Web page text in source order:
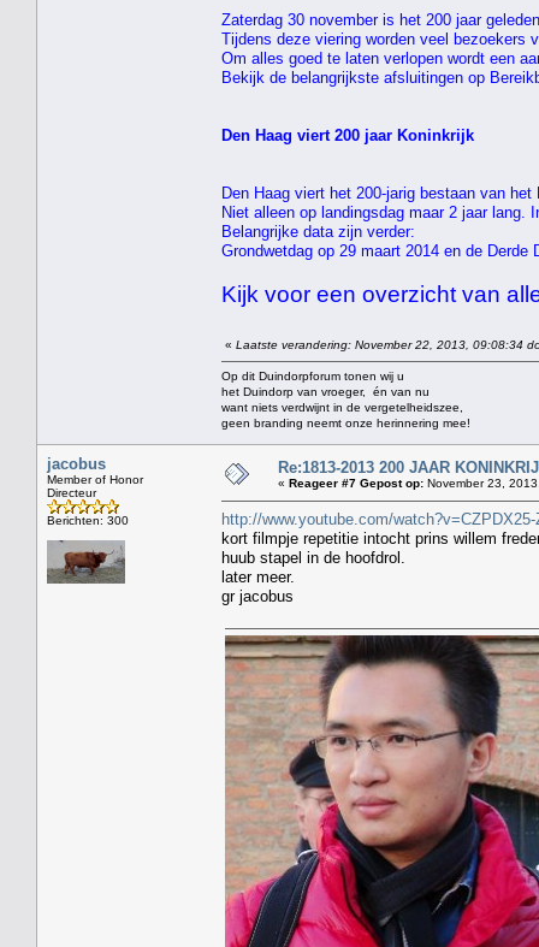
Zaterdag 30 november is het 200 jaar
Tijdens deze viering worden veel bezoekers
Om alles goed te laten verlopen wordt een
Bekijk de belangrijkste afsluitingen op
Den Haag viert 200 jaar Koninkrijk
Den Haag viert het 200-jarig bestaan van
Niet alleen op landingsdag maar 2 jaar
Belangrijke data zijn verder:
Grondwetdag op 29 maart 2014 en de Derde
Kijk voor een overzicht van
« Laatste verandering: November 22, 2013, 09:08:34
Op dit Duindorpforum tonen wij u
het Duindorp van vroeger, én van nu
want niets verdwijnt in de vergetelheidszee,
geen branding neemt onze herinnering mee!
jacobus
Member of Honor
Directeur
Berichten: 300
Re:1813-2013 200 JAAR
« Reageer #7 Gepost op: November 23,
http://www.youtube.com/watch?v=CZPDX25-
kort filmpje repetitie intocht prins willem
huub stapel in de hoofdrol.
later meer.
gr jacobus